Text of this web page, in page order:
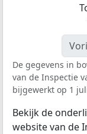
De gegevens in
van de Inspectie
bijgewerkt op 1
Bekijk de
website van de